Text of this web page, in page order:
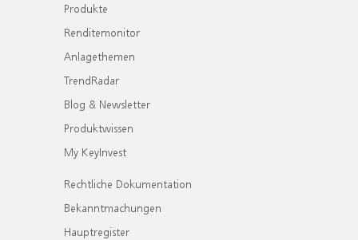
Produkte
Renditemonitor
Anlagethemen
TrendRadar
Blog & Newsletter
Produktwissen
My KeyInvest
Rechtliche Dokumentation
Bekanntmachungen
Hauptregister